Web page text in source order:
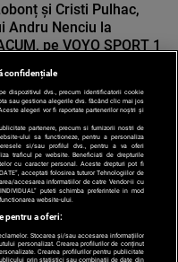
și Cristi Pulhac,
Andru Nenciu la
pe VOYO SPORT 1
confidențiale
dispozitivul dvs., precum identificatorii cookie
sau gestiona alegerile dvs. făcând clic mai jos
alegeri vor fi raportate partenerilor noștri și
partenere, precum si furnizorii nostri de
ului sa functioneze, pentru a personaliza
si/sau profilul dvs., pentru a va oferi
traficul pe website. Beneficiati de drepturile
cu caracter personal. Aceste drepturi pot fi
acceptati folosirea tuturor Tehnologiilor de
accesarea informatiilor de catre Vendor-ii cu
puteti schimba preferintele in mod
website-ului.
pentru a oferi:
Stocarea și/sau accesarea informațiilor
personalizat. Crearea profilurilor de conținut
Crearea profilurilor pentru publicitate
prin statistici sau combinații de date din